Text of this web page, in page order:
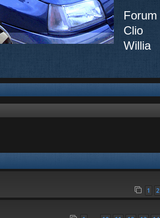
Forum
Clio
Willia
1 2